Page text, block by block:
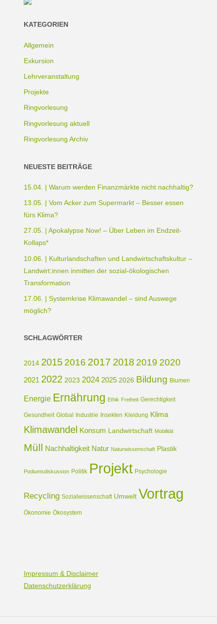
KATEGORIEN
Allgemein
Exkursion
Lehrveranstaltung
Projekte
Ringvorlesung
Ringvorlesung aktuell
Ringvorlesung Archiv
NEUESTE BEITRÄGE
15.04. | Warum werden Finanzmärkte nicht nachhaltig?
13.05. | Vom Acker zum Supermarkt – Besser essen
fürs Klima?
27.05. | Apokalypse Now! – Über Leben im Endzeit-
Kollaps*
10.06. | Kulturlandschaften und Landwirtschaftskultur –
Landwirt:innen inmitten der sozial-ökologischen
Transformation
17.06. | Systemkrise Klimawandel – sind Auswege
möglich?
SCHLAGWÖRTER
2014 2015 2016 2017 2018 2019 2020
2021 2022 2023 2024 2025 2026 Bildung Blumen
Energie Ernährung Ethik Freiheit Gerechtigkeit
Gesundheit Global Industrie Insekten Kleidung Klima
Klimawandel Konsum Landwirtschaft Mobilität
Müll Nachhaltigkeit Natur Naturwissenschaft Plastik
Podiumsdiskussion Politik Projekt Psychologie
Recycling Sozialwissenschaft Umwelt Vortrag
Ökonomie Ökosystem
Impressum & Disclaimer
Datenschutzerklärung